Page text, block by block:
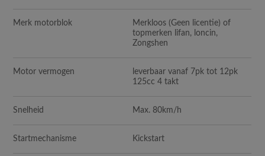
Merk motorblok
Merkloos (Geen licentie) of
topmerken lifan, loncin,
Zongshen
Motor vermogen
leverbaar vanaf 7pk tot 12pk
125cc 4 takt
Snelheid Max. 80km/h
Startmechanisme Kickstart